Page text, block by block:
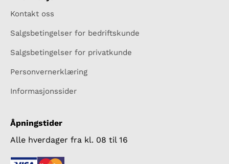
Kontakt oss
Salgsbetingelser for bedriftskunde
Salgsbetingelser for privatkunde
Personvernerklæring
Informasjonssider
Åpningstider
Alle hverdager fra kl. 08 til 16